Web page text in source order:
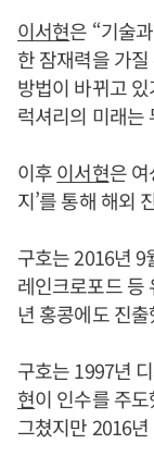
이서현은 “기술
한 잠재력을 가
방법이 바뀌고
럭셔리의 미래는
이후이서현은 여
지’를 통해 해외
구호는 2016년 9
레인크로포드 등
년 홍콩에도 진출
구호는 1997년
현이 인수를 주
그쳤지만 2016